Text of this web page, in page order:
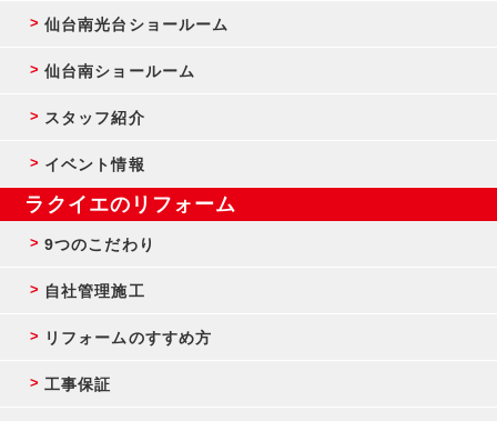
仙台南光台ショールーム
仙台南ショールーム
スタッフ紹介
イベント情報
ラクイエのリフォーム
9つのこだわり
自社管理施工
リフォームのすすめ方
工事保証